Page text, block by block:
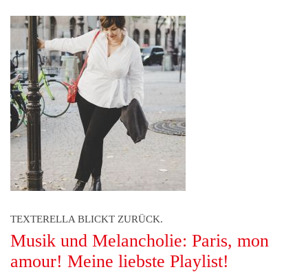
TEXTERELLA BLICKT ZURÜCK.
Musik und Melancholie: Paris, mon
amour! Meine liebste Playlist!